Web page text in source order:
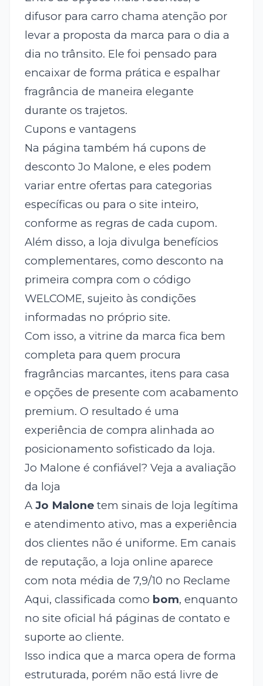
difusor para carro chama atenção por
levar a proposta da marca para o dia a
dia no trânsito. Ele foi pensado para
encaixar de forma prática e espalhar
fragrância de maneira elegante
durante os trajetos.
Cupons e vantagens
Na página também há cupons de
desconto Jo Malone, e eles podem
variar entre ofertas para categorias
específicas ou para o site inteiro,
conforme as regras de cada cupom.
Além disso, a loja divulga benefícios
complementares, como desconto na
primeira compra com o código
WELCOME, sujeito às condições
informadas no próprio site.
Com isso, a vitrine da marca fica bem
completa para quem procura
fragrâncias marcantes, itens para casa
e opções de presente com acabamento
premium. O resultado é uma
experiência de compra alinhada ao
posicionamento sofisticado da loja.
Jo Malone é confiável? Veja a avaliação
da loja
A Jo Malonetem sinais de loja legítima
e atendimento ativo, mas a experiência
dos clientes não é uniforme. Em canais
de reputação, a loja online aparece
com nota média de 7,9/10 no Reclame
Aqui, classificada como bom, enquanto
no site oficial há páginas de contato e
suporte ao cliente.
Isso indica que a marca opera de forma
estruturada, porém não está livre de